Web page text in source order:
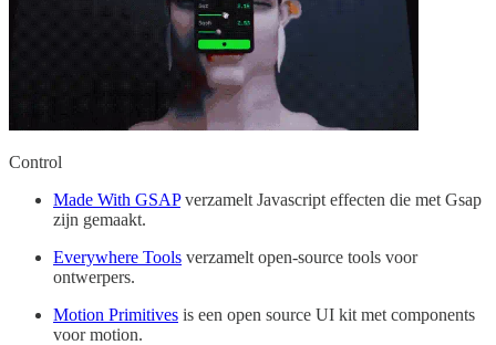
Control
Made With GSAPverzamelt Javascript effecten die met Gsap
zijn gemaakt.
Everywhere Tools verzamelt open-source tools voor
ontwerpers.
Motion Primitives is een open source UI kit met components
voor motion.